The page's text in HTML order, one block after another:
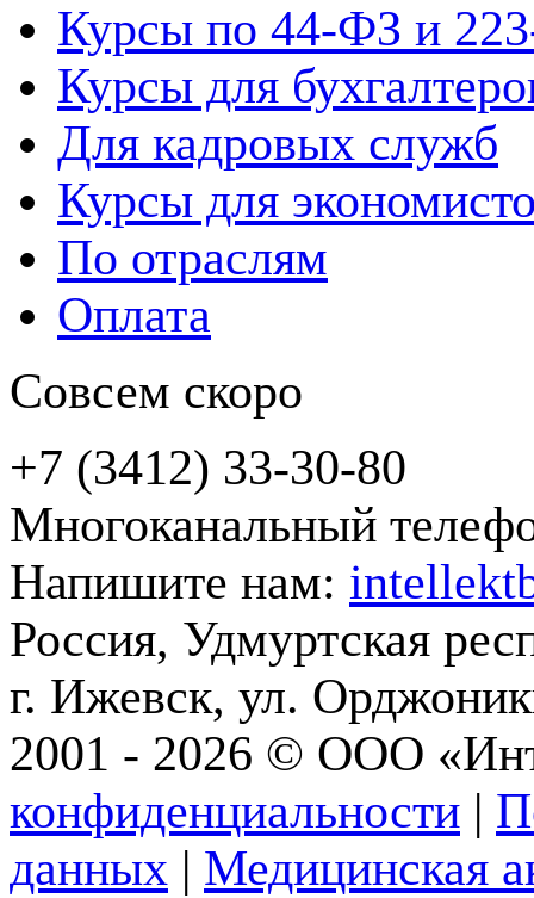
Курсы по 44-ФЗ и
Курсы для
Для кадровых служб
Курсы для
По отраслям
Оплата
Совсем скоро
+7 (3412) 33-30-80
Многоканальный
Напишите нам:
Россия, Удмуртская
г. Ижевск, ул.
2001 - 2026 © ООО
конфиденциальности |
данных | Медицинская